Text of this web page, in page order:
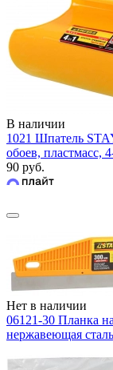
В наличии
1021 Шпатель
обоев, пластмасс,
90 руб.
Нет в наличии
06121-30 Планка
нержавеющая